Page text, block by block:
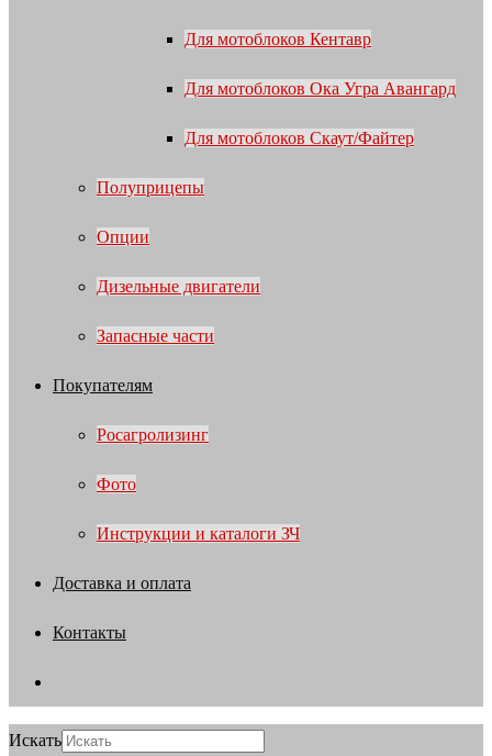
Для мотоблоков Кентавр
Для мотоблоков Ока Угра Авангард
Для мотоблоков Скаут/Файтер
Полуприцепы
Опции
Дизельные двигатели
Запасные части
Покупателям
Росагролизинг
Фото
Инструкции и каталоги ЗЧ
Доставка и оплата
Контакты
Искать